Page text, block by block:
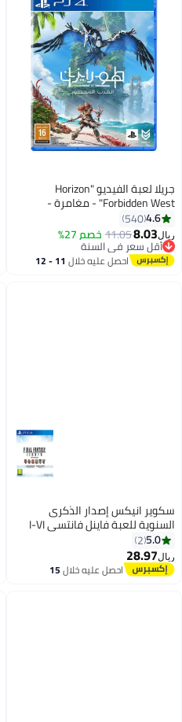
جريلا لعبة الفيديو "Horizon
Forbidden West" - مغامرة -
playstation_4_ps4
4.6
540
ريال8.03
11.05خصم 27%
أقل سعر في السنة
أقل سعر في السنة
احصل عليه خلال 11 - 12
سكوير انيكس إصدار الذكرى
السنوية للعبة فاينل فانتسي I-VI
5.0
2
ريال28.97
احصل عليه خلال15
اغسطس